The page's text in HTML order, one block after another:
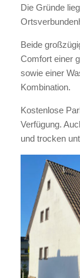
Die Gründe
Beide
Comfort einer
sowie einer
Kombination.
Kostenlose
Verfügung.
und trocken